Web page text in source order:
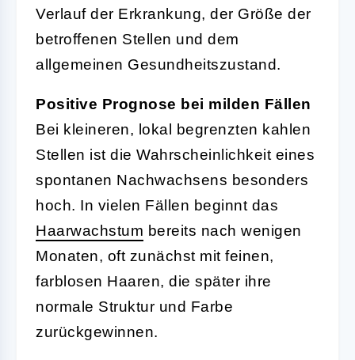
Verlauf der Erkrankung, der Größe der
betroffenen Stellen und dem
allgemeinen Gesundheitszustand.
Positive Prognose bei milden Fällen
Bei kleineren, lokal begrenzten kahlen
Stellen ist die Wahrscheinlichkeit eines
spontanen Nachwachsens besonders
hoch. In vielen Fällen beginnt das
Haarwachstum bereits nach wenigen
Monaten, oft zunächst mit feinen,
farblosen Haaren, die später ihre
normale Struktur und Farbe
zurückgewinnen.